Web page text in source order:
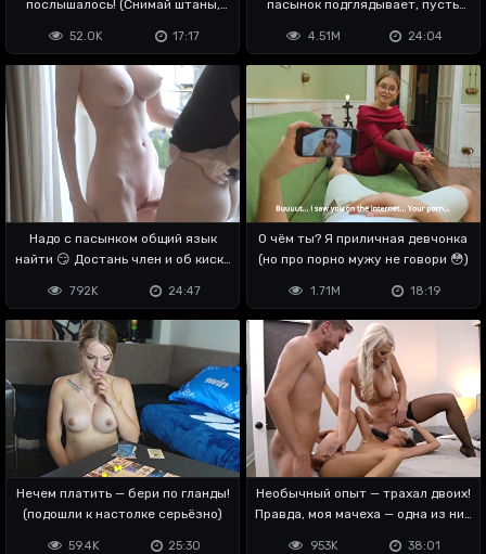
послышалось! (Снимай штаны,
17:17
52.0K
пасынок подглядывает, пусть
24:04
4.51M
Надо с пасынком общий язык
найти 😏 Достань член и об киску
24:47
792K
О чём ты? Я приличная девчонка
(но про порно мужу не говори 😳)
18:19
1.71M
Нечем платить — бери по гланды!
(подошли к настолке серьёзно)
25:30
59.4K
Необычный опыт — трахал двоих!
Правда, моя мачеха — одна из них
38:01
953K